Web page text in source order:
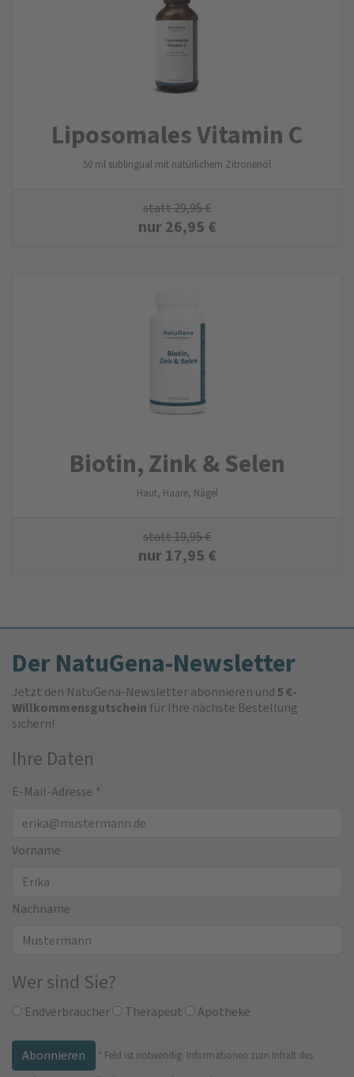
Liposomales Vitamin C
50 ml sublingual mit natürlichem Zitronenöl
statt29,95€
nur26,95 €
Biotin, Zink & Selen
Haut, Haare, Nägel
statt19,95€
nur17,95 €
Der NatuGena-Newsletter
Jetzt den NatuGena-Newsletter abonnieren und5 €-
Willkommensgutschein für Ihre nächste Bestellung
sichern!
Ihre Daten
E-Mail-Adresse *
Vorname
Nachname
Wer sind Sie?
Endverbraucher Therapeut Apotheke
* Feld ist notwendig. Informationen zum Inhalt des